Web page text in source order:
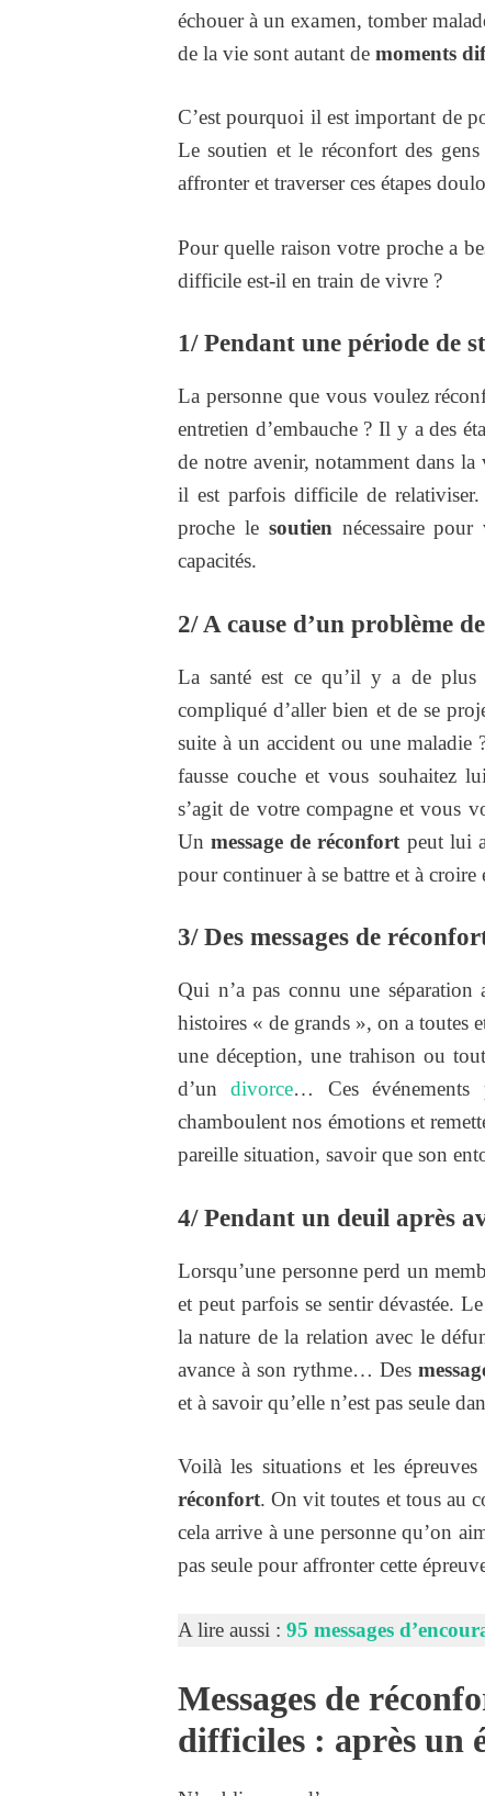
échouer à un examen, tomber
de la vie sont autant de moments
C’est pourquoi il est important de
Le soutien et le réconfort des
affronter et traverser ces étapes
Pour quelle raison votre proche a
difficile est-il en train de vivre ?
1/ Pendant une période de
La personne que vous voulez
entretien d’embauche ? Il y a des
de notre avenir, notamment dans
il est parfois difficile de
proche le soutien nécessaire
capacités.
2/ A cause d’un problème
La santé est ce qu’il y a de
compliqué d’aller bien et de se
suite à un accident ou une
fausse couche et vous souhaitez
s’agit de votre compagne et vous
Un message de réconfort peut lui
pour continuer à se battre et à croire
3/ Des messages de
Qui n’a pas connu une
histoires « de grands », on a toutes
une déception, une trahison ou
d’undivorce… Ces
chamboulent nos émotions et
pareille situation, savoir que son
4/ Pendant un deuil après
Lorsqu’une personne perd un
et peut parfois se sentir dévastée.
la nature de la relation avec le
avance à son rythme… Des
et à savoir qu’elle n’est pas seule
Voilà les situations et les
réconfort. On vit toutes et tous au
cela arrive à une personne qu’on
pas seule pour affronter cette
A lire aussi : 95 messages
Messages de
difficiles : après un